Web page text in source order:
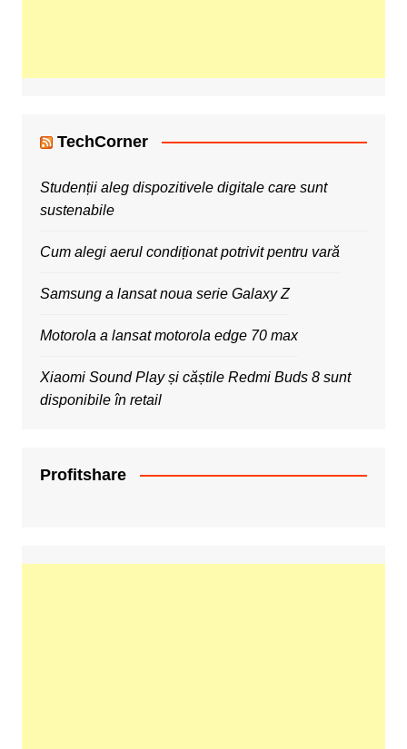
TechCorner
Studenții aleg dispozitivele digitale care sunt
sustenabile
Cum alegi aerul condiționat potrivit pentru vară
Samsung a lansat noua serie Galaxy Z
Motorola a lansat motorola edge 70 max
Xiaomi Sound Play și căștile Redmi Buds 8 sunt
disponibile în retail
Profitshare